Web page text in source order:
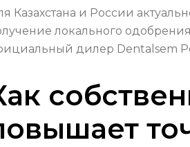
Казахстана и России
локального
дилер Dentalsem